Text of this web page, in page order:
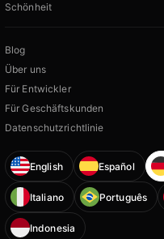
Schönheit
Blog
Über uns
Für Entwickler
Für Geschäftskunden
Datenschutzrichtlinie
English Español
Italiano Português
Indonesia